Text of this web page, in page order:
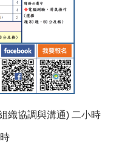
織協調與溝通) 二小時